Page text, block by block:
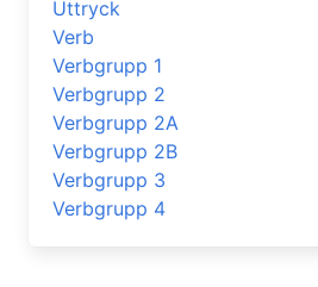
Uttryck
Verb
Verbgrupp 1
Verbgrupp 2
Verbgrupp 2A
Verbgrupp 2B
Verbgrupp 3
Verbgrupp 4